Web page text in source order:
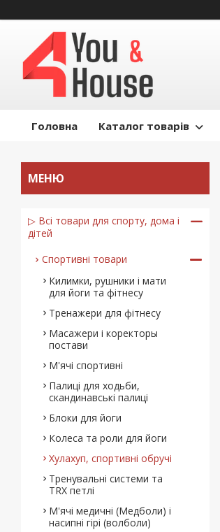
Головна Каталог товарів
▷ Всі товари для спорту, дома і
дітей
Спортивні товари
Килимки, рушники і мати
для йоги та фітнесу
Тренажери для фітнесу
Масажери і коректоры
постави
М'ячі спортивні
Палиці для ходьби,
скандинавські палиці
Блоки для йоги
Колеса та роли для йоги
Хулахуп, спортивні обручі
Тренувальні системи та
TRX петлі
М'ячі медичні (Медболи) і
насипні гірі (волболи)